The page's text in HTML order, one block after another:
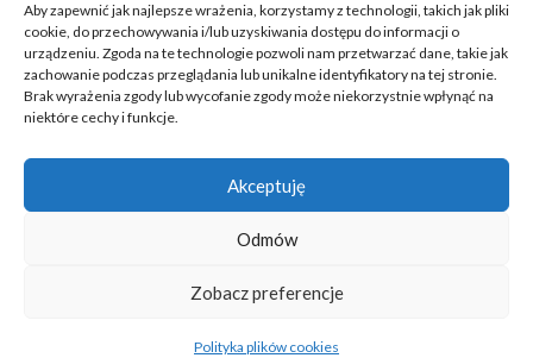
Aby zapewnić jak najlepsze wrażenia, korzystamy z technologii, takich jak pliki
cookie, do przechowywania i/lub uzyskiwania dostępu do informacji o
urządzeniu. Zgoda na te technologie pozwoli nam przetwarzać dane, takie jak
zachowanie podczas przeglądania lub unikalne identyfikatory na tej stronie.
Brak wyrażenia zgody lub wycofanie zgody może niekorzystnie wpłynąć na
niektóre cechy i funkcje.
Akceptuję
Odmów
Zobacz preferencje
Polityka plików cookies
Świąteczny Czas w Galerii Awangarda
© Copyright - 2022 Atrybut Event&Art